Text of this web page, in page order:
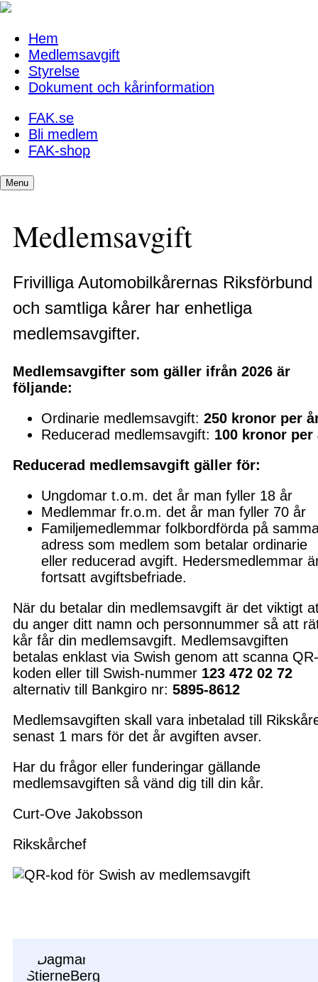
Hem
Medlemsavgift
Styrelse
Dokument och kårinformation
FAK.se
Bli medlem
FAK-shop
Menu
Medlemsavgift
Frivilliga Automobilkårernas Riksförbund
och samtliga kårer har enhetliga
medlemsavgifter.
Medlemsavgifter som gäller ifrån 2026 är
följande:
Ordinarie medlemsavgift: 250 kronor per
Reducerad medlemsavgift: 100 kronor per
Reducerad medlemsavgift gäller för:
Ungdomar t.o.m. det år man fyller 18 år
Medlemmar fr.o.m. det år man fyller 70 år
Familjemedlemmar folkbordförda på
adress som medlem som betalar ordinarie
eller reducerad avgift. Hedersmedlemmar
fortsatt avgiftsbefriade.
När du betalar din medlemsavgift är det viktigt
du anger ditt namn och personnummer så att
kår får din medlemsavgift. Medlemsavgiften
betalas enklast via Swish genom att scanna QR-
koden eller till Swish-nummer 123 472 02 72
alternativ till Bankgiro nr: 5895-8612
Medlemsavgiften skall vara inbetalad till
senast 1 mars för det år avgiften avser.
Har du frågor eller funderingar gällande
medlemsavgiften så vänd dig till din kår.
Curt-Ove Jakobsson
Rikskårchef